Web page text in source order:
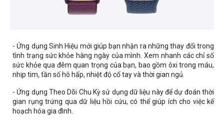
- Ứng dụng Sinh Hiệu mới giúp bạn nhận ra những thay đổi trong
tình trạng sức khỏe hàng ngày của mình. Xem nhanh các chỉ số
sức khỏe qua đêm quan trọng của bạn, bao gồm ôxi trong máu,
nhịp tim, tần số hô hấp, nhiệt độ cổ tay và thời gian ngủ.
- Ứng dụng Theo Dõi Chu Kỳ sử dụng dữ liệu này để dự đoán thời
gian rụng trứng qua dữ liệu hồi cứu, có thể giúp ích cho việc kế
hoạch hóa gia đình.